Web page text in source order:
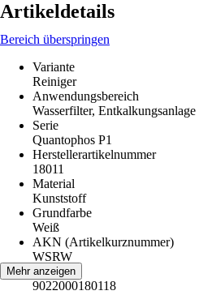
Artikeldetails
Bereich überspringen
Variante
Reiniger
Anwendungsbereich
Wasserfilter, Entkalkungsanlage
Serie
Quantophos P1
Herstellerartikelnummer
18011
Material
Kunststoff
Grundfarbe
Weiß
AKN (Artikelkurznummer)
WSRW
EAN
9022000180118
Mehr anzeigen